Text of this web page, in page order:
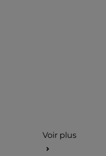
Voir plus